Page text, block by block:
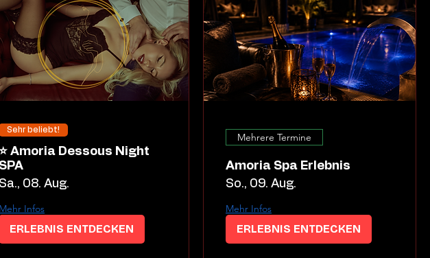
Sehr beliebt!
Dessous Night
SPA
Sa., 08. Aug.
Mehr Infos
ERLEBNIS ENTDECKEN
Mehrere Termine
Amoria Spa Erlebnis
So., 09. Aug.
Mehr Infos
ERLEBNIS ENTDECKEN